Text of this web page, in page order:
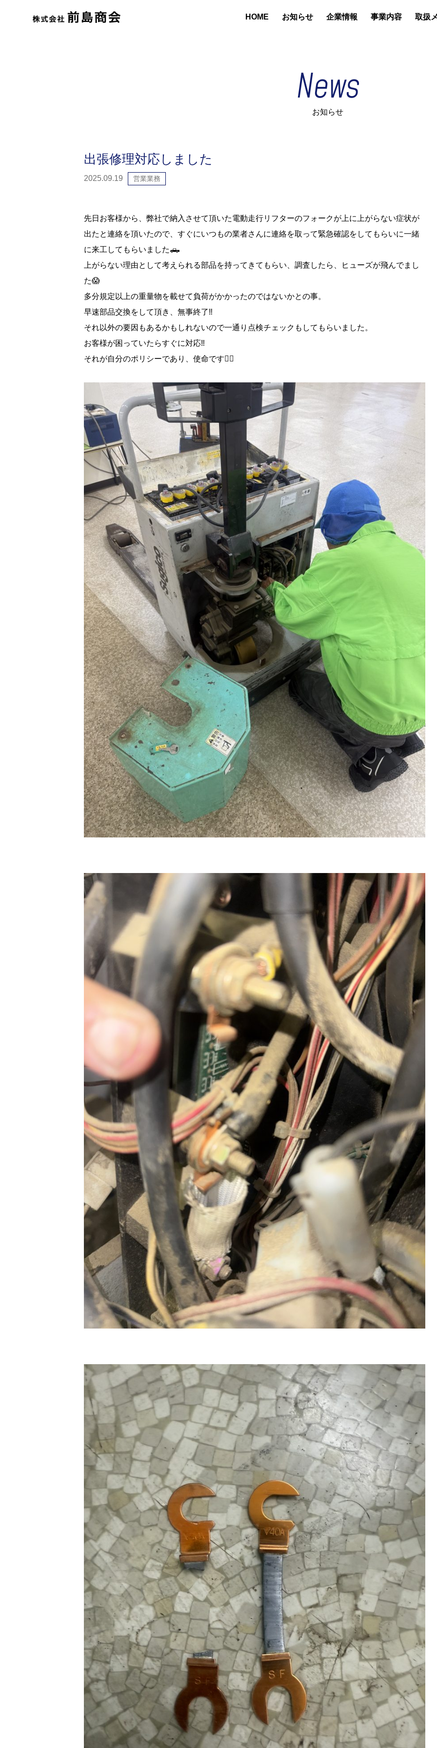
HOME お知らせ 企業情報 事業内容 取扱
News
お知らせ
出張修理対応しました
2025.09.19 営業業務
先日お客様から、弊社で納入させて頂いた電動走行リフターのフォークが上に上がらない症状が
出たと連絡を頂いたので、すぐにいつもの業者さんに連絡を取って緊急確認をしてもらいに一緒
に来工してもらいました🛻
上がらない理由として考えられる部品を持ってきてもらい、調査したら、ヒューズが飛んでまし
た😱
多分規定以上の重量物を載せて負荷がかかったのではないかとの事。
早速部品交換をして頂き、無事終了‼️
それ以外の要因もあるかもしれないので一通り点検チェックもしてもらいました。
お客様が困っていたらすぐに対応‼️
それが自分のポリシーであり、使命です🙇‍♂️